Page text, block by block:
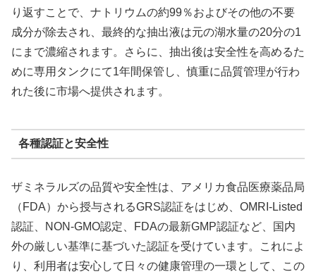
り返すことで、ナトリウムの約99％およびその他の不要
成分が除去され、最終的な抽出液は元の湖水量の20分の1
にまで濃縮されます。さらに、抽出後は安全性を高めるた
めに専用タンクにて1年間保管し、慎重に品質管理が行わ
れた後に市場へ提供されます。
各種認証と安全性
ザミネラルズの品質や安全性は、アメリカ食品医療薬品局
（FDA）から授与されるGRS認証をはじめ、OMRI-Listed
認証、NON-GMO認定、FDAの最新GMP認証など、国内
外の厳しい基準に基づいた認証を受けています。これによ
り、利用者は安心して日々の健康管理の一環として、この